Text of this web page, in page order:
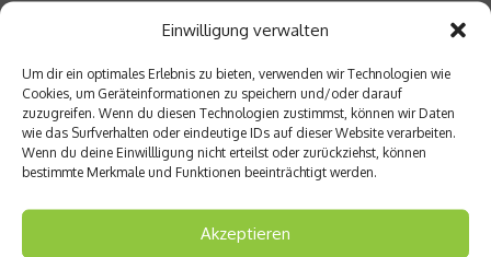
Einwilligung verwalten
Um dir ein optimales Erlebnis zu bieten, verwenden wir Technologien wie
Cookies, um Geräteinformationen zu speichern und/oder darauf
zuzugreifen. Wenn du diesen Technologien zustimmst, können wir Daten
wie das Surfverhalten oder eindeutige IDs auf dieser Website verarbeiten.
Wenn du deine Einwillligung nicht erteilst oder zurückziehst, können
bestimmte Merkmale und Funktionen beeinträchtigt werden.
Akzeptieren
Aktivurlauber kommen auch abseits der Pisten auf ihre
Kosten: Bei einer Winterwanderung auf den zahlreichen
präparierten Winterwanderwegen oder geführten
Schneeschuhwanderungen durch unberührte
Winterlandschaften entdeckt man die Zillertaler Alpen
von einer anderen Seite. Jene Seite, die auch
Extrembergsteiger Peter Habelerso sehr an seiner